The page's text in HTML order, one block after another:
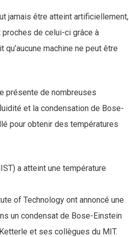
jamais être atteint artificiellement,
de celui-ci grâce à
machine ne peut être
présente de nombreuses
et la condensation de Bose-
pour obtenir des températures
a atteint une température
of Technology ont annoncé une
un condensat de Bose-Einstein
et ses collègues du MIT.